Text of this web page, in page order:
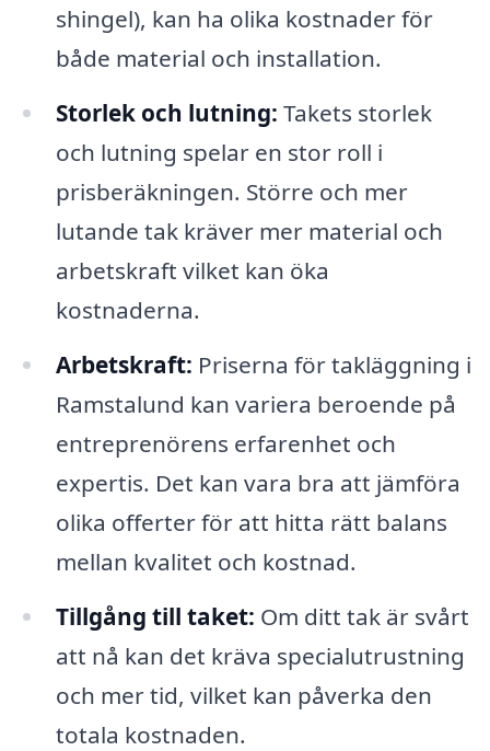
shingel), kan ha olika kostnader för
både material och installation.
Storlek och lutning: Takets storlek
och lutning spelar en stor roll i
prisberäkningen. Större och mer
lutande tak kräver mer material och
arbetskraft vilket kan öka
kostnaderna.
Arbetskraft: Priserna för takläggning i
Ramstalund kan variera beroende på
entreprenörens erfarenhet och
expertis. Det kan vara bra att jämföra
olika offerter för att hitta rätt balans
mellan kvalitet och kostnad.
Tillgång till taket: Om ditt tak är svårt
att nå kan det kräva specialutrustning
och mer tid, vilket kan påverka den
totala kostnaden.